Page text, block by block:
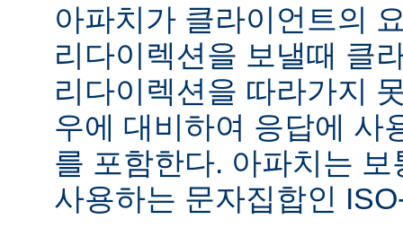
아파치가 클라이언트의
리다이렉션을 보낼때 클
리다이렉션을 따라가지
우에 대비하여 응답에 사
를 포함한다. 아파치는
사용하는 문자집합인